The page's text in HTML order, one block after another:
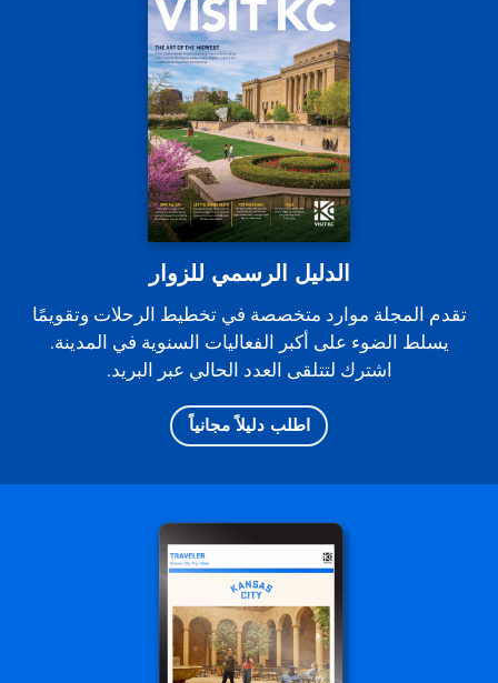
الدليل الرسمي للزوار
تقدم المجلة موارد متخصصة في تخطيط الرحلات وتقويمًا
يسلط الضوء على أكبر الفعاليات السنوية في المدينة.
اشترك لتتلقى العدد الحالي عبر البريد.
اطلب دليلاً مجانياً